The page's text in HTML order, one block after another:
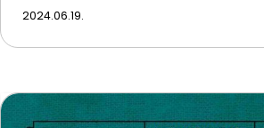
2024.06.19.